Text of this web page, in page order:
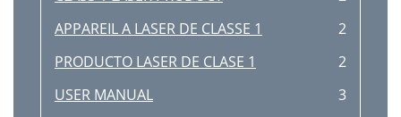
APPAREIL A LASER DE CLASSE 1
2
PRODUCTO LASER DE CLASE 1
2
USER MANUAL
3